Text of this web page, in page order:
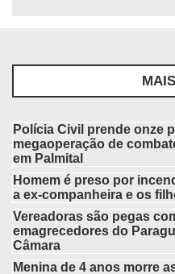
Polícia Civil prende onze
megaoperação de
em Palmital
Homem é preso por
a ex-companheira e os
Vereadoras são pegas
emagrecedores do
Câmara
Menina de 4 anos morre